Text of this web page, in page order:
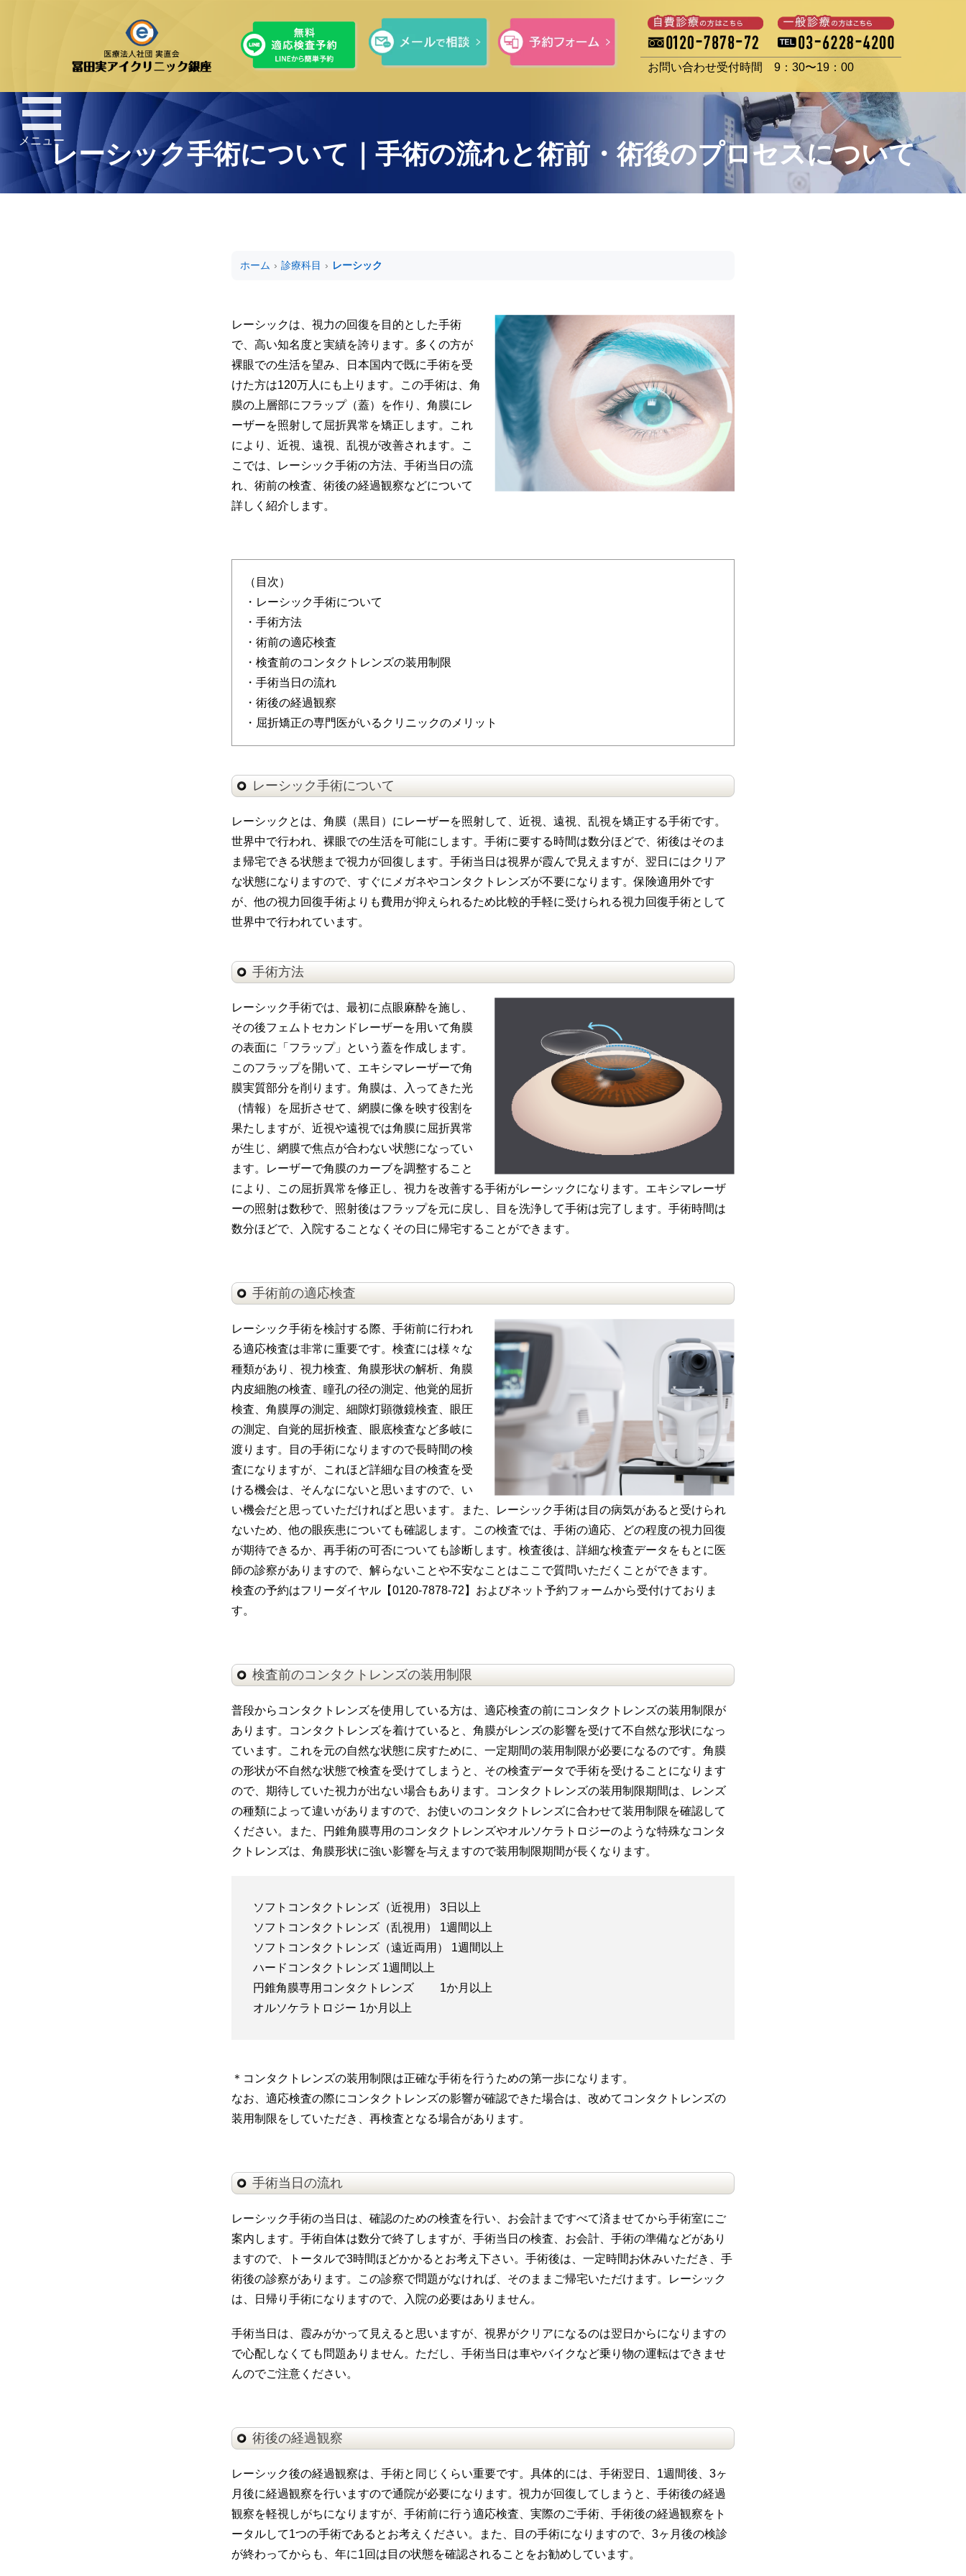
お問い合わせ受付時間 9：30〜19：00
メニューレーシック手術について｜手術の流れと術前・術後のプロセスについて
ホーム › 診療科目 › レーシック
レーシックは、視力の回復を目的とした手術
で、高い知名度と実績を誇ります。多くの方が
裸眼での生活を望み、日本国内で既に手術を受
けた方は120万人にも上ります。この手術は、角
膜の上層部にフラップ（蓋）を作り、角膜にレ
ーザーを照射して屈折異常を矯正します。これ
により、近視、遠視、乱視が改善されます。こ
こでは、レーシック手術の方法、手術当日の流
れ、術前の検査、術後の経過観察などについて
詳しく紹介します。
（目次）
・レーシック手術について
・手術方法
・術前の適応検査
・検査前のコンタクトレンズの装用制限
・手術当日の流れ
・術後の経過観察
・屈折矯正の専門医がいるクリニックのメリット
レーシック手術について
レーシックとは、角膜（黒目）にレーザーを照射して、近視、遠視、乱視を矯正する手術です。
世界中で行われ、裸眼での生活を可能にします。手術に要する時間は数分ほどで、術後はそのま
ま帰宅できる状態まで視力が回復します。手術当日は視界が霞んで見えますが、翌日にはクリア
な状態になりますので、すぐにメガネやコンタクトレンズが不要になります。保険適用外です
が、他の視力回復手術よりも費用が抑えられるため比較的手軽に受けられる視力回復手術として
世界中で行われています。
手術方法
レーシック手術では、最初に点眼麻酔を施し、
その後フェムトセカンドレーザーを用いて角膜
の表面に「フラップ」という蓋を作成します。
このフラップを開いて、エキシマレーザーで角
膜実質部分を削ります。角膜は、入ってきた光
（情報）を屈折させて、網膜に像を映す役割を
果たしますが、近視や遠視では角膜に屈折異常
が生じ、網膜で焦点が合わない状態になってい
ます。レーザーで角膜のカーブを調整すること
により、この屈折異常を修正し、視力を改善する手術がレーシックになります。エキシマレーザ
ーの照射は数秒で、照射後はフラップを元に戻し、目を洗浄して手術は完了します。手術時間は
数分ほどで、入院することなくその日に帰宅することができます。
手術前の適応検査
レーシック手術を検討する際、手術前に行われ
る適応検査は非常に重要です。検査には様々な
種類があり、視力検査、角膜形状の解析、角膜
内皮細胞の検査、瞳孔の径の測定、他覚的屈折
検査、角膜厚の測定、細隙灯顕微鏡検査、眼圧
の測定、自覚的屈折検査、眼底検査など多岐に
渡ります。目の手術になりますので長時間の検
査になりますが、これほど詳細な目の検査を受
ける機会は、そんなにないと思いますので、い
い機会だと思っていただければと思います。また、レーシック手術は目の病気があると受けられ
ないため、他の眼疾患についても確認します。この検査では、手術の適応、どの程度の視力回復
が期待できるか、再手術の可否についても診断します。検査後は、詳細な検査データをもとに医
師の診察がありますので、解らないことや不安なことはここで質問いただくことができます。
検査の予約はフリーダイヤル【0120-7878-72】およびネット予約フォームから受付けておりま
す。
検査前のコンタクトレンズの装用制限
普段からコンタクトレンズを使用している方は、適応検査の前にコンタクトレンズの装用制限が
あります。コンタクトレンズを着けていると、角膜がレンズの影響を受けて不自然な形状になっ
ています。これを元の自然な状態に戻すために、一定期間の装用制限が必要になるのです。角膜
の形状が不自然な状態で検査を受けてしまうと、その検査データで手術を受けることになります
ので、期待していた視力が出ない場合もあります。コンタクトレンズの装用制限期間は、レンズ
の種類によって違いがありますので、お使いのコンタクトレンズに合わせて装用制限を確認して
ください。また、円錐角膜専用のコンタクトレンズやオルソケラトロジーのような特殊なコンタ
クトレンズは、角膜形状に強い影響を与えますので装用制限期間が長くなります。
ソフトコンタクトレンズ（近視用） 3日以上
ソフトコンタクトレンズ（乱視用） 1週間以上
ソフトコンタクトレンズ（遠近両用） 1週間以上
ハードコンタクトレンズ 1週間以上
円錐角膜専用コンタクトレンズ 1か月以上
オルソケラトロジー 1か月以上
＊コンタクトレンズの装用制限は正確な手術を行うための第一歩になります。
なお、適応検査の際にコンタクトレンズの影響が確認できた場合は、改めてコンタクトレンズの
装用制限をしていただき、再検査となる場合があります。
手術当日の流れ
レーシック手術の当日は、確認のための検査を行い、お会計まですべて済ませてから手術室にご
案内します。手術自体は数分で終了しますが、手術当日の検査、お会計、手術の準備などがあり
ますので、トータルで3時間ほどかかるとお考え下さい。手術後は、一定時間お休みいただき、手
術後の診察があります。この診察で問題がなければ、そのままご帰宅いただけます。レーシック
は、日帰り手術になりますので、入院の必要はありません。
手術当日は、霞みがかって見えると思いますが、視界がクリアになるのは翌日からになりますの
で心配しなくても問題ありません。ただし、手術当日は車やバイクなど乗り物の運転はできませ
んのでご注意ください。
術後の経過観察
レーシック後の経過観察は、手術と同じくらい重要です。具体的には、手術翌日、1週間後、3ヶ
月後に経過観察を行いますので通院が必要になります。視力が回復してしまうと、手術後の経過
観察を軽視しがちになりますが、手術前に行う適応検査、実際のご手術、手術後の経過観察をト
ータルして1つの手術であるとお考えください。また、目の手術になりますので、3ヶ月後の検診
が終わってからも、年に1回は目の状態を確認されることをお勧めしています。